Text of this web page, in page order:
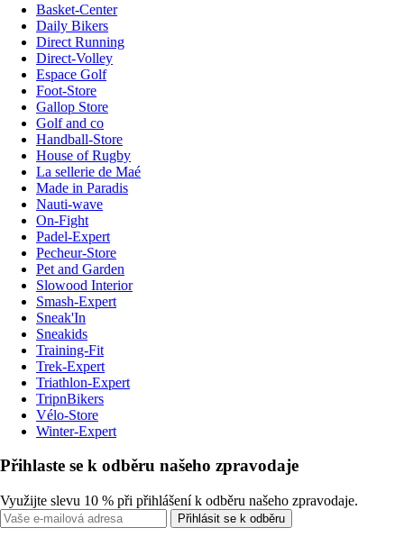
Basket-Center
Daily Bikers
Direct Running
Direct-Volley
Espace Golf
Foot-Store
Gallop Store
Golf and co
Handball-Store
House of Rugby
La sellerie de Maé
Made in Paradis
Nauti-wave
On-Fight
Padel-Expert
Pecheur-Store
Pet and Garden
Slowood Interior
Smash-Expert
Sneak'In
Sneakids
Training-Fit
Trek-Expert
Triathlon-Expert
TripnBikers
Vélo-Store
Winter-Expert
Přihlaste se k odběru našeho zpravodaje
Využijte slevu 10 % při přihlášení k odběru našeho zpravodaje.
Přihlásit se k odběru